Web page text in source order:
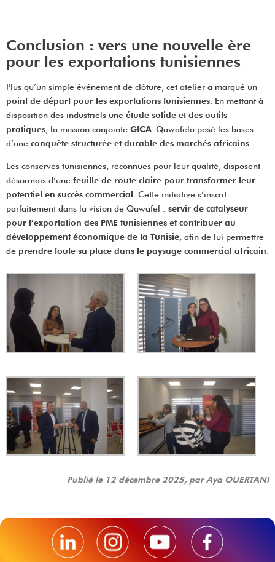
Conclusion : vers une nouvelle ère
pour les exportations tunisiennes
Plus qu’un simple événement de clôture, cet atelier a marqué un
point de départ pour les exportations tunisiennes . En mettant à
disposition des industriels une étude solide et des outils
pratiques , la mission conjointe GICA-Qawafela posé les bases
d’une conquête structurée et durable des marchés africains
Les conserves tunisiennes, reconnues pour leur qualité, disposent
désormais d’une feuille de route claire pour transformer leur
potentiel en succès commercial . Cette initiative s’inscrit
parfaitement dans la vision de Qawafel : servir de catalyseur
pour l’exportation des PME tunisiennes et contribuer au
développement économique de la Tunisie , afin de lui permettre
de prendre toute sa place dans le paysage commercial africain
Publié le 12 décembre 2025, par Aya OUERTANI